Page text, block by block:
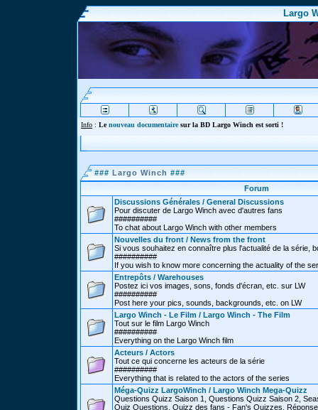
Largo
Info : Lenouveau documentairesur la BD Largo Winch est sorti !
### Largo Winch ###
Forum
Discussions Générales / General Discussions
Pour discuter de Largo Winch avec d'autres fans
##########
To chat about Largo Winch with other members
Nouvelles du front / News from the front
Si vous souhaitez en connaître plus l'actualité de la série,
##########
If you wish to know more concerning the actuality of the
Entrepôts / Warehouses
Postez ici vos images, sons, fonds d'écran, etc. sur LW
##########
Post here your pics, sounds, backgrounds, etc. on LW
Largo Winch - Le Film / Largo Winch - The Film
Tout sur le film Largo Winch
##########
Everything on the Largo Winch film
Acteurs / Actors
Tout ce qui concerne les acteurs de la série
##########
Everything that is related to the actors of the series
Méga-Quizz LargoWinch / Largo Winch Mega-Quizz
Questions Quizz Saison 1, Questions Quizz Saison 2,
Quiz Questions, Quizz des fans - Fan's Quizzes,